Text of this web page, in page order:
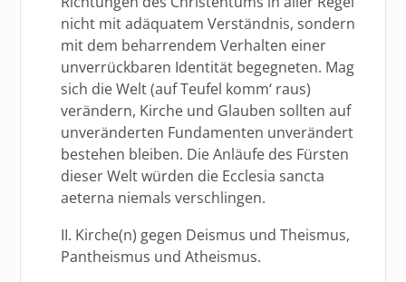
nicht mit adäquatem Verständnis, sondern
mit dem beharrendem Verhalten einer
unverrückbaren Identität begegneten. Mag
sich die Welt (auf Teufel komm‘ raus)
verändern, Kirche und Glauben sollten auf
unveränderten Fundamenten unverändert
bestehen bleiben. Die Anläufe des Fürsten
dieser Welt würden die Ecclesia sancta
aeterna niemals verschlingen.
II. Kirche(n) gegen Deismus und Theismus,
Pantheismus und Atheismus.